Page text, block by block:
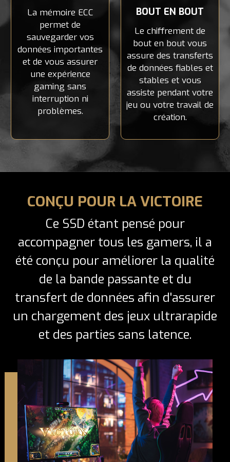
La mémoire ECC
permet de
sauvegarder vos
données importantes
et de vous assurer
une expérience
gaming sans
interruption ni
problèmes.
BOUT EN BOUT
Le chiffrement de
bout en bout vous
assure des transferts
de données fiables et
stables et vous
assiste pendant votre
jeu ou votre travail de
création.
CONÇU POUR LA VICTOIRE
Ce SSD étant pensé pour
accompagner tous les gamers, il a
été conçu pour améliorer la qualité
de la bande passante et du
transfert de données afin d'assurer
un chargement des jeux ultrarapide
et des parties sans latence.